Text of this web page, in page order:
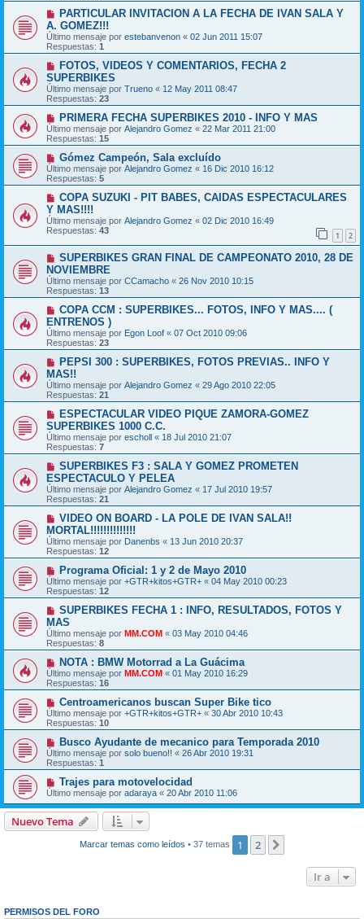
PARTICULAR INVITACION A LA FECHA DE IVAN SALA Y
A. GOMEZ!!!
Último mensaje por estebanvenon « 02 Jun 2011 15:07
Respuestas: 1
FOTOS, VIDEOS Y COMENTARIOS, FECHA 2
SUPERBIKES
Último mensaje por Trueno « 12 May 2011 08:47
Respuestas: 23
PRIMERA FECHA SUPERBIKES 2010 - INFO Y MAS
Último mensaje por Alejandro Gomez « 22 Mar 2011 21:00
Respuestas: 15
Gómez Campeón, Sala excluído
Último mensaje por Alejandro Gomez « 16 Dic 2010 16:12
Respuestas: 5
COPA SUZUKI - PIT BABES, CAIDAS ESPECTACULARES
Y MAS!!!!
Último mensaje por Alejandro Gomez « 02 Dic 2010 16:49
Respuestas: 43 1 2
SUPERBIKES GRAN FINAL DE CAMPEONATO 2010, 28 DE
NOVIEMBRE
Último mensaje por CCamacho « 26 Nov 2010 10:15
Respuestas: 13
COPA CCM : SUPERBIKES... FOTOS, INFO Y MAS.... (
ENTRENOS )
Último mensaje por Egon Loof « 07 Oct 2010 09:06
Respuestas: 23
PEPSI 300 : SUPERBIKES, FOTOS PREVIAS.. INFO Y
MAS!!
Último mensaje por Alejandro Gomez « 29 Ago 2010 22:05
Respuestas: 21
ESPECTACULAR VIDEO PIQUE ZAMORA-GOMEZ
SUPERBIKES 1000 C.C.
Último mensaje por escholl « 18 Jul 2010 21:07
Respuestas: 7
SUPERBIKES F3 : SALA Y GOMEZ PROMETEN
ESPECTACULO Y PELEA
Último mensaje por Alejandro Gomez « 17 Jul 2010 19:57
Respuestas: 21
VIDEO ON BOARD - LA POLE DE IVAN SALA!!
MORTAL!!!!!!!!!!!!!!
Último mensaje por Danenbs « 13 Jun 2010 20:37
Respuestas: 12
Programa Oficial: 1 y 2 de Mayo 2010
Último mensaje por +GTR+kitos+GTR+ « 04 May 2010 00:23
Respuestas: 12
SUPERBIKES FECHA 1 : INFO, RESULTADOS, FOTOS Y
MAS
Último mensaje por MM.COM « 03 May 2010 04:46
Respuestas: 8
NOTA : BMW Motorrad a La Guácima
Último mensaje por MM.COM « 01 May 2010 16:29
Respuestas: 16
Centroamericanos buscan Super Bike tico
Último mensaje por +GTR+kitos+GTR+ « 30 Abr 2010 10:43
Respuestas: 10
Busco Ayudante de mecanico para Temporada 2010
Último mensaje por solo bueno!! « 26 Abr 2010 19:31
Respuestas: 1
Trajes para motovelocidad
Último mensaje por adaraya « 20 Abr 2010 11:06
Nuevo Tema
Marcar temas como leídos • 37 temas 1 2
Ir a
PERMISOS DEL FORO